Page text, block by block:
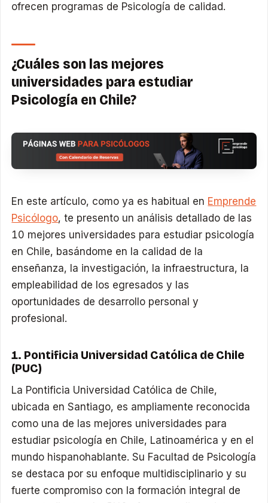
ofrecen programas de Psicología de calidad.
¿Cuáles son las mejores
universidades para estudiar
Psicología en Chile?
En este artículo, como ya es habitual en Emprende
Psicólogo, te presento un análisis detallado de las
10 mejores universidades para estudiar psicología
en Chile, basándome en la calidad de la
enseñanza, la investigación, la infraestructura, la
empleabilidad de los egresados y las
oportunidades de desarrollo personal y
profesional.
1. Pontificia Universidad Católica de Chile
(PUC)
La Pontificia Universidad Católica de Chile,
ubicada en Santiago, es ampliamente reconocida
como una de las mejores universidades para
estudiar psicología en Chile, Latinoamérica y en el
mundo hispanohablante. Su Facultad de Psicología
se destaca por su enfoque multidisciplinario y su
fuerte compromiso con la formación integral de